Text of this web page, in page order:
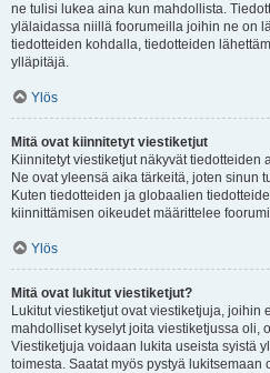
ne tulisi lukea aina kun mahdollista.
ylälaidassa niillä foorumeilla joihin ne on
tiedotteiden kohdalla, tiedotteiden
ylläpitäjä.
Ylös
Mitä ovat kiinnitetyt viestiketjut
Kiinnitetyt viestiketjut näkyvät
Ne ovat yleensä aika tärkeitä, joten sinun
Kuten tiedotteiden ja globaalien
kiinnittämisen oikeudet määrittelee
Ylös
Mitä ovat lukitut viestiketjut?
Lukitut viestiketjut ovat viestiketjuja, joihin
mahdolliset kyselyt joita viestiketjussa oli,
Viestiketjuja voidaan lukita useista syistä
toimesta. Saatat myös pystyä lukitsemaan